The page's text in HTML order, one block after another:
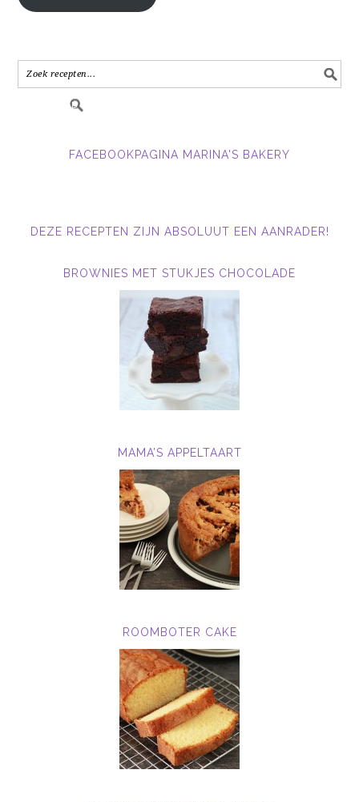
in.....
FACEBOOKPAGINA MARINA'S BAKERY
DEZE RECEPTEN ZIJN ABSOLUUT EEN AANRADER!
BROWNIES MET STUKJES CHOCOLADE
MAMA’S APPELTAART
ROOMBOTER CAKE